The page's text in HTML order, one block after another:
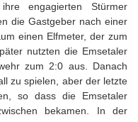
engagierten Stürmer
die Gastgeber nach einer
einen Elfmeter, der zum
nutzten die Emsetaler
zum 2:0 aus. Danach
zu spielen, aber der letzte
so dass die Emsetaler
bekamen. In der